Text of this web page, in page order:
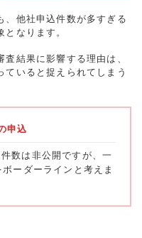
、他社申込件数が多すぎる
なります。
結果に影響する理由は、
いると捉えられてしまう
申込
数は非公開ですが、一
ーダーラインと考えま